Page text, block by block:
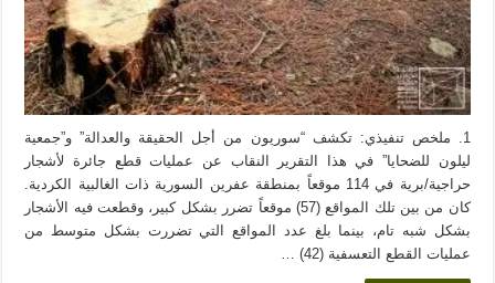
1. ملخص تنفيذي: تكشف “سوريون من أجل الحقيقة والعدالة” و”جمعية
ليلون للضحايا” في هذا التقرير النقاب عن عمليات قطع جائرة لأشجار
حراجية/برية في 114 موقعاً بمنطقة عفرين السورية ذات الغالبية الكردية.
كان من بين تلك المواقع (57) موقعاً تضرر بشكل كبير، وقطعت فيه الأشجار
بشكل شبه تام، بينما بلغ عدد المواقع التي تضررت بشكل متوسط من
عمليات القطع التعسفية (42) …